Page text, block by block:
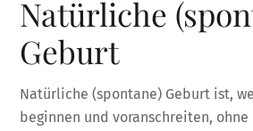
Natürliche
Geburt
Natürliche (spontane) Geburt ist,
beginnen und voranschreiten,